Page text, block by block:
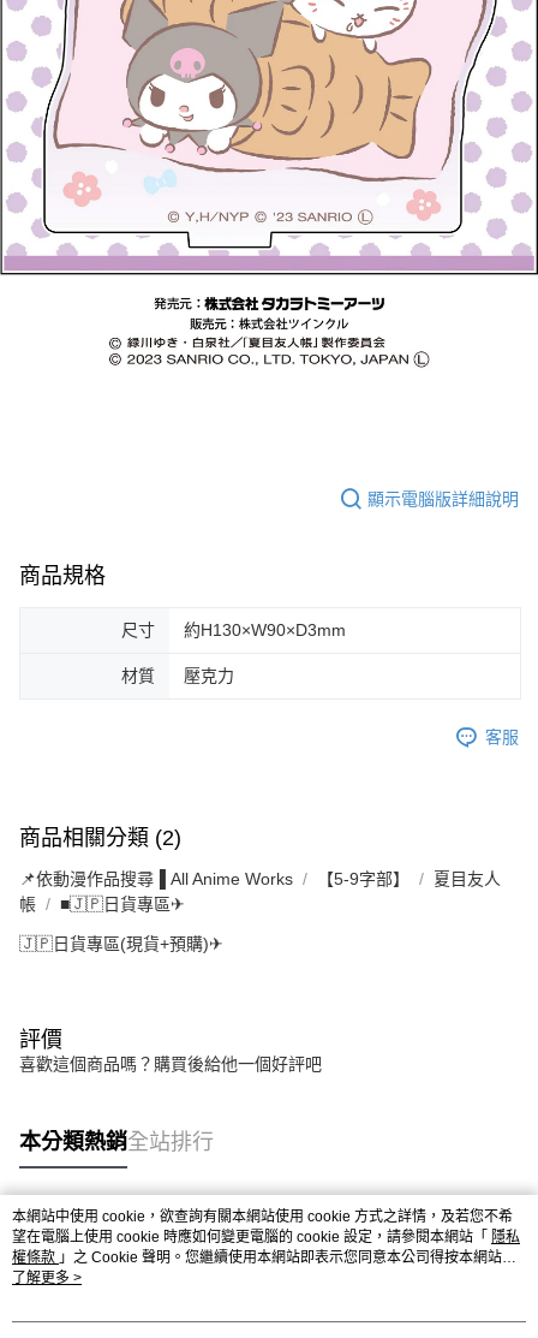
顯示電腦版詳細說明
商品規格
尺寸 約H130×W90×D3mm
材質 壓克力
客服
商品相關分類 (2)
📌依動漫作品搜尋▐ All Anime Works 【5-9字部】
夏目友人
帳
■🇯🇵日貨專區✈
🇯🇵日貨專區(現貨+預購)✈
評價
喜歡這個商品嗎？購買後給他一個好評吧
本分類熱銷全站排行
熱門標籤
本網站中使用 cookie，欲查詢有關本網站使用 cookie 方式之詳情，及若您不希
望在電腦上使用 cookie 時應如何變更電腦的 cookie 設定，請參閱本網站「 隱私
權條款 」之 Cookie 聲明。您繼續使用本網站即表示您同意本公司得按本網站使
用條款之 Cookie 聲明使用 cookie。
了解更多 >